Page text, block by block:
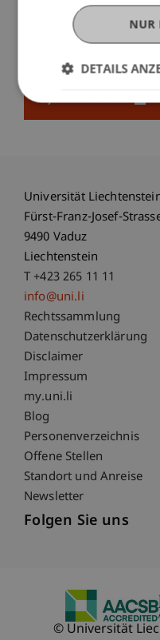
Bereitschaft für
Jetzt bewerben
Universität
Fürst-Franz-Josef-
9490 Vaduz
Liechtenstein
T +423 265 11 11
info@uni.li
Fußzeile
Rechtssammlung
Datenschutzerklärung
Disclaimer
Impressum
Fußzeile
my.uni.li
Blog
Personenverzeichnis
Offene Stellen
Standort und Anreise
Newsletter
Folgen Sie uns
© Universität
NUR
DETAILS